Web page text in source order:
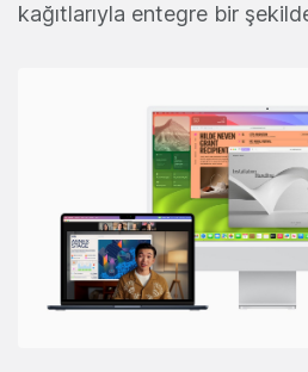
kağıtlarıyla entegre bir